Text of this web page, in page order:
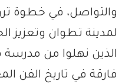
والتواصل، في خطوة
لمدينة تطوان وتعزيز
الذين نهلوا من
فارقة في تاريخ الفن